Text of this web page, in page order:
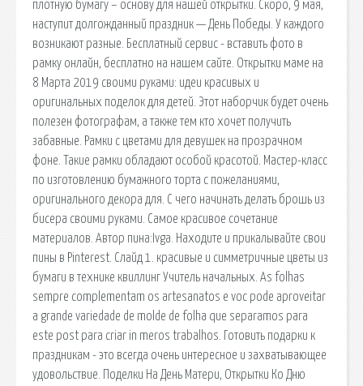
плотную бумагу – основу для нашей открытки. Скоро, 9 мая,
наступит долгожданный праздник — День Победы. У каждого
возникают разные. Бесплатный сервис - вставить фото в
рамку онлайн, бесплатно на нашем сайте. Открытки маме на
8 Марта 2019 своими руками: идеи красивых и
оригинальных поделок для детей. Этот наборчик будет очень
полезен фотографам, а также тем кто хочет получить
забавные. Рамки с цветами для девушек на прозрачном
фоне. Такие рамки обладают особой красотой. Мастер-класс
по изготовлению бумажного торта с пожеланиями,
оригинального декора для. С чего начинать делать брошь из
бисера своими руками. Самое красивое сочетание
материалов. Автор пина:Ivga. Находите и прикалывайте свои
пины в Pinterest. Слайд 1. красивые и симметричные цветы из
бумаги в технике квиллинг Учитель начальных. As folhas
sempre complementam os artesanatos e voc pode aproveitar
a grande variedade de molde de folha que separamos para
este post para criar in meros trabalhos. Готовить подарки к
праздникам - это всегда очень интересное и захватывающее
удовольствие. Поделки На День Матери, Открытки Ко Дню